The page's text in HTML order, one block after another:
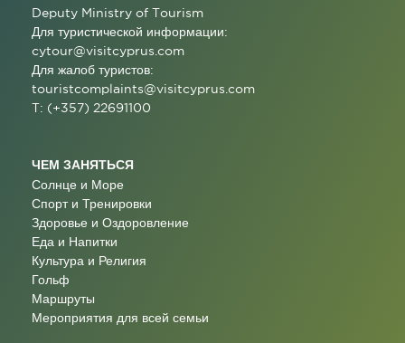
Deputy Ministry of Tourism
Для туристической информации:
cytour@visitcyprus.com
Для жалоб туристов:
touristcomplaints@visitcyprus.com
T: (+357) 22691100
ЧЕМ ЗАНЯТЬСЯ
Солнце и Море
Спорт и Тренировки
Здоровье и Оздоровление
Еда и Напитки
Культура и Религия
Гольф
Маршруты
Мероприятия для всей семьи